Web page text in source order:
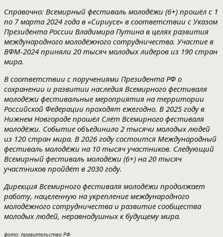
Справочно: Всемирный фестиваль молодёжи (6+) прошёл с 1
по 7 марта 2024 года в «Сириусе» в соответствии с Указом
Президента России Владимира Путина в целях развития
международного молодёжного сотрудничества. Участие в
ВФМ-2024 приняли 20 тысяч молодых лидеров из 190 стран
мира.
В соответствии с поручениями Президента РФ о
сохранении и развитии наследия Всемирного фестиваля
молодёжи фестивальные мероприятия на территории
Российской Федерации проходят ежегодно. В 2025 году в
Нижнем Новгороде прошёл Слёт Всемирного фестиваля
молодёжи. Событие объединило 2 тысячи молодых людей
из 120 стран мира. В 2026 году состоится Международный
фестиваль молодёжи на 10 тысяч участников. Следующий
Всемирный фестиваль молодёжи (6+) на 20 тысяч
участников пройдёт в 2030 году.
Дирекция Всемирного фестиваля молодёжи продолжает
работу, нацеленную на укрепление международного
молодёжного сотрудничества и развитие сообщества
молодых людей, неравнодушных к будущему мира.
фото: правительство РФ